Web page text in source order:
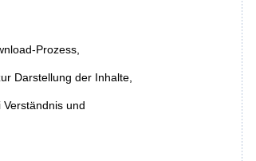
Prozess,
Darstellung der Inhalte,
und